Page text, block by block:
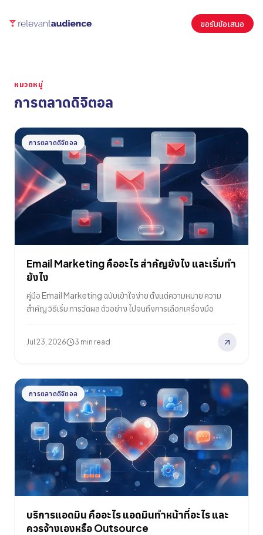
ขอรับข้อเสนอ
หมวดหมู่
การตลาดดิจิตอล
บทความ
การตลาดดิจิตอล
Email Marketing คืออะไร สำคัญยังไง และเริ่มทำ
ยังไง
คู่มือ Email Marketing ฉบับเข้าใจง่าย ตั้งแต่ความหมาย ความ
สำคัญ วิธีเริ่ม การวัดผล ตัวอย่าง ไปจนถึงการเลือกเครื่องมือ
Jul 23, 2026 3 min read
การตลาดดิจิตอล
บริการแอดมิน คืออะไร แอดมินทำหน้าที่อะไร และ
ควรจ้างเองหรือ Outsource